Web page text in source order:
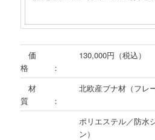
価
格 ：
130,000円（税込）
材
質 ：
北欧産ブナ材（フレ
ポリエステル／防水
ン）